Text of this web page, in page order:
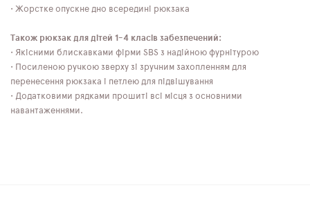
• Жорстке опускне дно всередині рюкзака
Також рюкзак для дітей 1-4 класів забезпечений:
• Якісними блискавками фірми SBS з надійною фурнітурою
• Посиленою ручкою зверху зі зручним захопленням для
перенесення рюкзака і петлею для підвішування
• Додатковими рядками прошиті всі місця з основними
навантаженнями.